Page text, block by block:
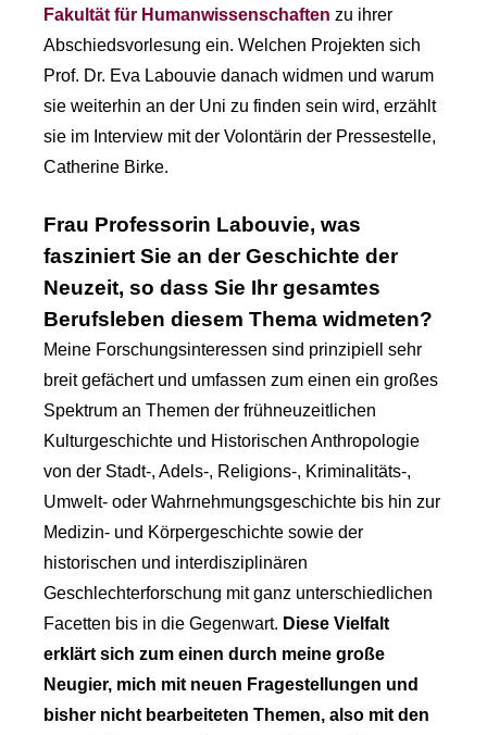
Fakultät für Humanwissenschaften zu ihrer
Abschiedsvorlesung ein. Welchen Projekten sich
Prof. Dr. Eva Labouvie danach widmen und warum
sie weiterhin an der Uni zu finden sein wird, erzählt
sie im Interview mit der Volontärin der Pressestelle,
Catherine Birke.
Frau Professorin Labouvie, was
fasziniert Sie an der Geschichte der
Neuzeit, so dass Sie Ihr gesamtes
Berufsleben diesem Thema widmeten?
Meine Forschungsinteressen sind prinzipiell sehr
breit gefächert und umfassen zum einen ein großes
Spektrum an Themen der frühneuzeitlichen
Kulturgeschichte und Historischen Anthropologie
von der Stadt-, Adels-, Religions-, Kriminalitäts-,
Umwelt- oder Wahrnehmungsgeschichte bis hin zur
Medizin- und Körpergeschichte sowie der
historischen und interdisziplinären
Geschlechterforschung mit ganz unterschiedlichen
Facetten bis in die Gegenwart. Diese Vielfalt
erklärt sich zum einen durch meine große
Neugier, mich mit neuen Fragestellungen und
bisher nicht bearbeiteten Themen, also mit den